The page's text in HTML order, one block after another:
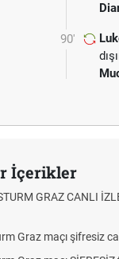
90'
İçerikler
GRAZ CANLI
Graz maçı şifresiz